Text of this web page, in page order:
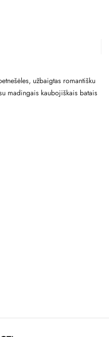
užbaigtas romantišku
madingais kaubojiškais batais